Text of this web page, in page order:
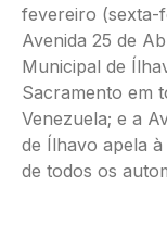
fevereiro (sexta-
Avenida 25 de
Municipal de
Sacramento em
Venezuela; e a
de Ílhavo apela
de todos os